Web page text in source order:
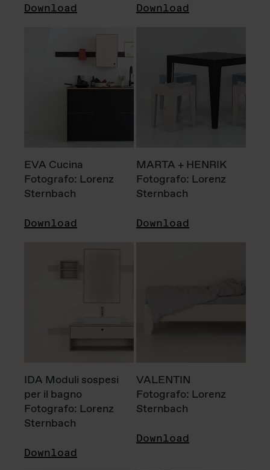
Download Download
EVA Cucina
Fotografo: Lorenz
Sternbach
Download
MARTA + HENRIK
Fotografo: Lorenz
Sternbach
Download
IDA Moduli sospesi
per il bagno
Fotografo: Lorenz
Sternbach
Download
VALENTIN
Fotografo: Lorenz
Sternbach
Download